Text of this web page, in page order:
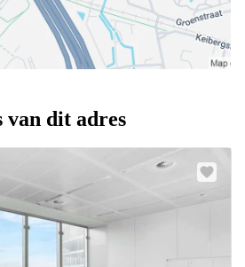
van dit adres